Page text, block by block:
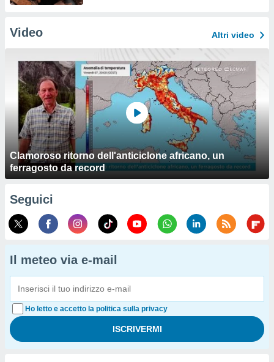
Video Altri video
Clamoroso ritorno dell'anticiclone africano, un
ferragosto da record
Seguici
Il meteo via e-mail
Ho letto e accetto la politica sulla privacy